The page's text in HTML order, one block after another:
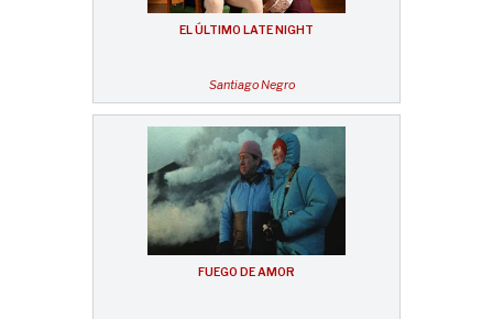
EL ÚLTIMO LATE NIGHT
Santiago Negro
FUEGO DE AMOR